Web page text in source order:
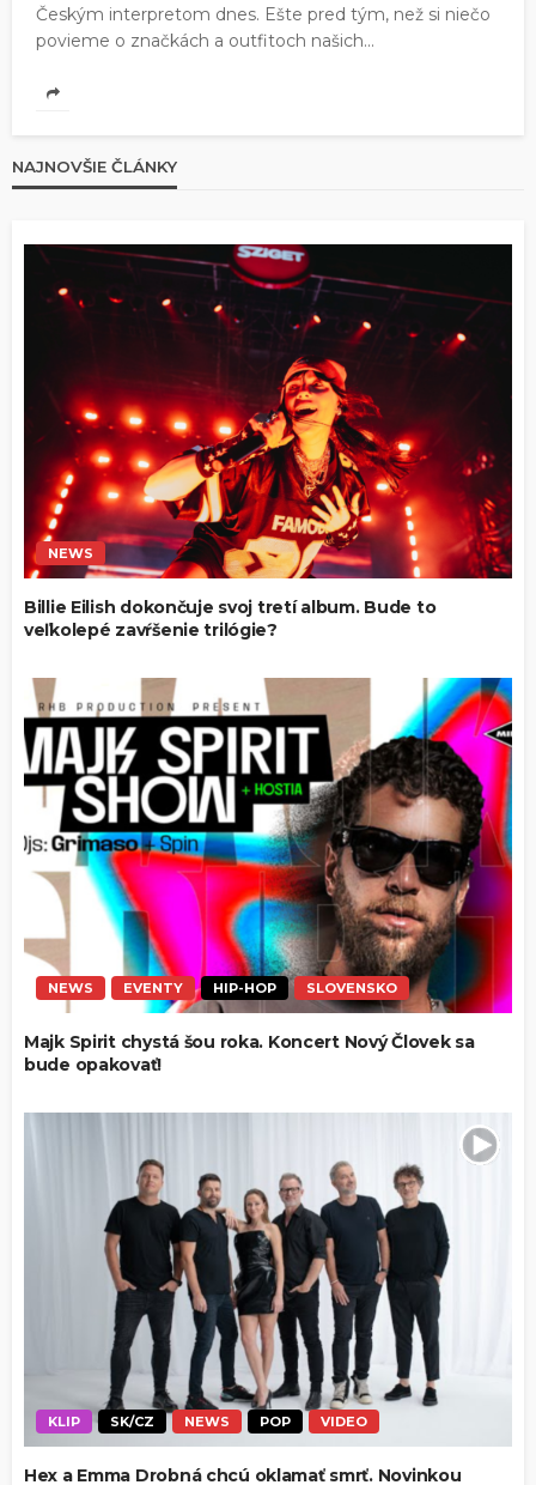
Českým interpretom dnes. Ešte pred tým, než si niečo
povieme o značkách a outfitoch našich...
NAJNOVŠIE ČLÁNKY
NEWS
Billie Eilish dokončuje svoj tretí album. Bude to
veľkolepé zavŕšenie trilógie?
NEWS EVENTY HIP-HOP SLOVENSKO
Majk Spirit chystá šou roka. Koncert Nový Človek sa
bude opakovať!
KLIP SK/CZ NEWS POP VIDEO
Hex a Emma Drobná chcú oklamať smrť. Novinkou